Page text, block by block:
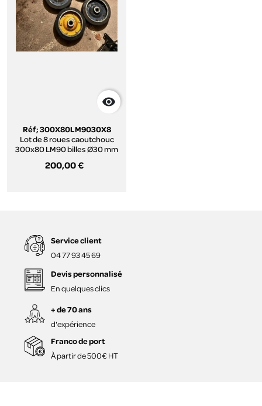

Réf; 300X80LM9030X8
Lot de 8 roues caoutchouc
300x80 LM90 billes Ø30 mm
200,00 €
Service client
04 77 93 45 69
Devis personnalisé
En quelques clics
+ de 70 ans
d'expérience
Franco de port
À partir de 500€ HT